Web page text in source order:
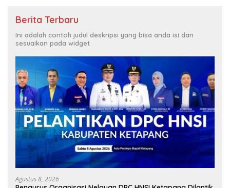
Berita Terbaru
Ini adalah contoh judul deskripsi yang bisa anda isi dan
sesuaikan pada widget
Agustus 8, 2026